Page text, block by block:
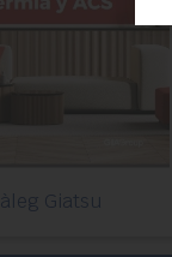
Giatsu